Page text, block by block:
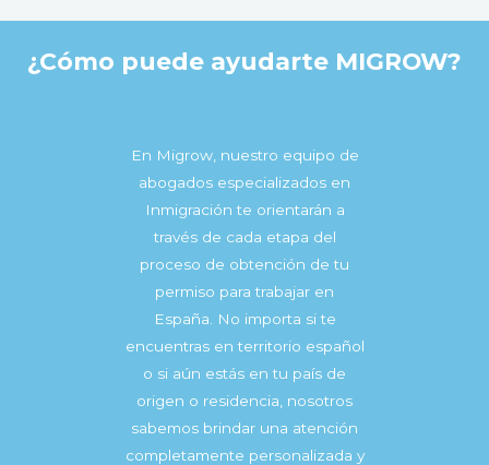
¿Cómo puede ayudarte MIGROW?
En Migrow, nuestro equipo de
abogados especializados en
Inmigración te orientarán a
través de cada etapa del
proceso de obtención de tu
permiso para trabajar en
España. No importa si te
encuentras en territorio español
o si aún estás en tu país de
origen o residencia, nosotros
sabemos brindar una atención
completamente personalizada y